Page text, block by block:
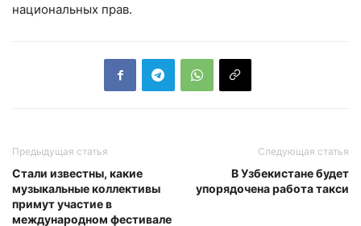
национальных прав.
Предыдущая статья
Стали известны, какие
музыкальные коллективы
примут участие в
международном фестивале
Следующая статья
В Узбекистане будет
упорядочена работа такси